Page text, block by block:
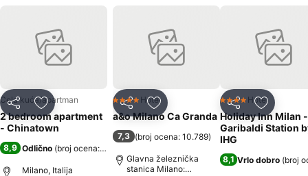
Deli Dodati u favorite
Cela kuća/apartman
2 bedroom apartment
- Chinatown
8,9 Odlično (broj ocena: 59
Milano, Italija
Deli Dodati u favorite
4 Zvezdice
Hotel
a&o Milano Ca Granda
7,3 (broj ocena: 10.789)
Glavna železnička
stanica Milano:
Deli Dodati
4 Zvezdice
Hotel
Holiday Inn Milan -
Garibaldi Station
IHG
8,1 Vrlo dobro (broj